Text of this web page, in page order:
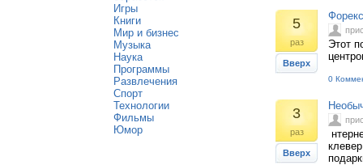
Игры
Книги
Мир и бизнес
Музыка
Наука
Программы
Развлечения
Спорт
Технологии
Фильмы
Юмор
5
раз
Вверх
Этот
0
3
раз
Вверх